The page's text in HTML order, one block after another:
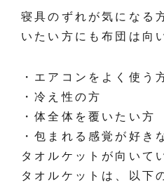
寝具のずれが気になる
いたい方にも布団は向
・エアコンをよく使う
・冷え性の方
・体全体を覆いたい方
・包まれる感覚が好き
タオルケットが向いて
タオルケットは、以下